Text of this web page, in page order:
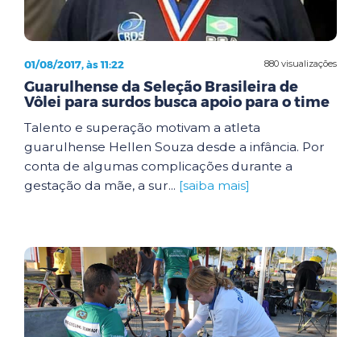
880 visualizações
01/08/2017, às 11:22
Guarulhense da Seleção Brasileira de
Vôlei para surdos busca apoio para o time
Talento e superação motivam a atleta
guarulhense Hellen Souza desde a infância. Por
conta de algumas complicações durante a
gestação da mãe, a sur... [saiba mais]